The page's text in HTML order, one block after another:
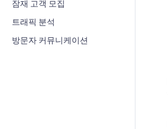
차트 및 표
잠재 고객 모집
트래픽 분석
방문자 커뮤니케이션